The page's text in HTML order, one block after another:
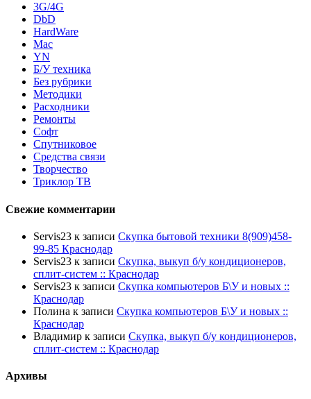
3G/4G
DbD
HardWare
Mac
YN
Б/У техника
Без рубрики
Методики
Расходники
Ремонты
Софт
Спутниковое
Средства связи
Творчество
Триклор ТВ
Свежие комментарии
Servis23 к записи Скупка бытовой техники 8(909)458-
99-85 Краснодар
Servis23 к записи Скупка, выкуп б/у кондиционеров,
сплит-систем :: Краснодар
Servis23 к записи Скупка компьютеров Б\У и новых ::
Краснодар
Полина к записи Скупка компьютеров Б\У и новых ::
Краснодар
Владимир к записи Скупка, выкуп б/у кондиционеров,
сплит-систем :: Краснодар
Архивы